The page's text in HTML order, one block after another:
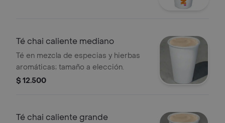
Té chai caliente mediano
Té en mezcla de especias y hierbas
aromáticas; tamaño a elección.
$ 12.500
Té chai caliente grande